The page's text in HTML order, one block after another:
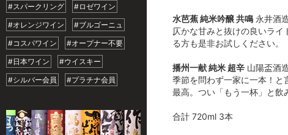
#スパークリング
#ロゼワイン
#オレンジワイン
#ブルゴーニュ
#コスパワイン
#オープナー不要
#日本ワイン
#ウイスキー
#シルバー会員
#プラチナ会員
水芭蕉 純米吟醸 共鳴 永井酒
仄かな甘みと抜けの良いラ
る方も是非お試しください。
播州一献 純米 超辛 山陽盃酒
季節を問わず一家に一本！と
最高。つい「もう一杯」と飲
合計 720ml 3本